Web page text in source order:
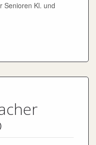
Senioren Kl. und